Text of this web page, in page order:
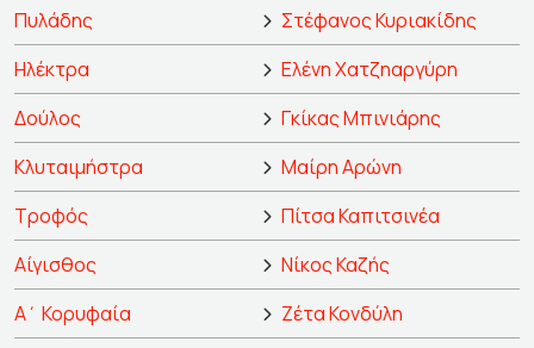
Πυλάδης
Στέφανος Κυριακίδης
Ηλέκτρα
Ελένη Χατζηαργύρη
Δούλος
Γκίκας Μπινιάρης
Κλυταιμήστρα
Μαίρη Αρώνη
Τροφός
Πίτσα Καπιτσινέα
Αίγισθος
Νίκος Καζής
Α΄ Κορυφαία
Ζέτα Κονδύλη